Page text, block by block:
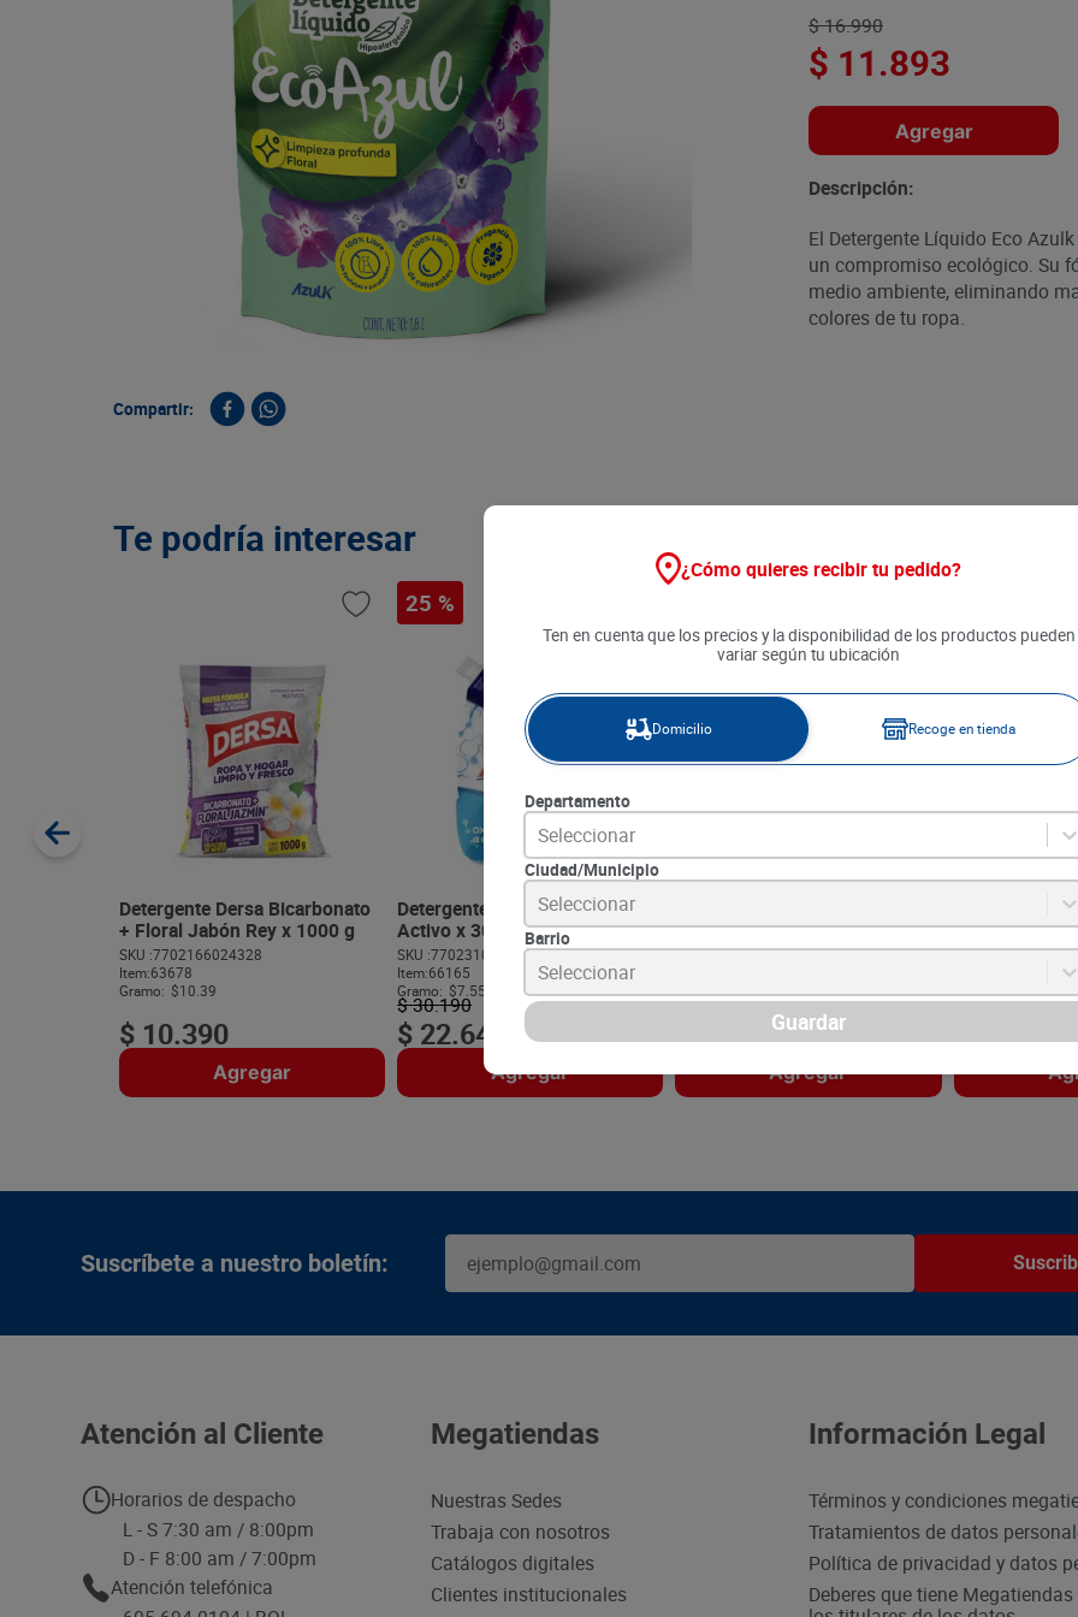
.
queso
Compartir:
$ 11.893
$16.990
Agregar
Descripción:
El Detergente Líquido Eco
un compromiso ecológico. Su
medio ambiente, eliminando
colores de tu ropa.
Te podría interesar
Detergente Dersa Bicarbonato
+ Floral Jabón Rey x 1000 g
SKU :7702166024328
Item:63678
Gramo: $10.39
$ 10.390
Agregar
25 %
Detergente AK-1 Oxígeno
Activo x 3000 g
SKU :7702310047401
Item:66165
Gramo: $7.55
$30.190
$ 22.642
Agregar
+ Jabón Rey x 2000 g
SKU :7702166041653
Gramo: $9.99
$19.990
Agregar
Detergente
Regular x 1800
SKU :
Mililitro: $10.44
$24.490
$18.790
Suscríbete a nuestro boletín:
Atención al Cliente
Horarios de despacho
L - S 7:30 am / 8:00pm
D - F 8:00 am / 7:00pm
Atención telefónica
Megatiendas
Nuestras Sedes
Trabaja con nosotros
Catálogos digitales
Clientes institucionales
Información Legal
Términos y condiciones
Tratamientos de datos
Política de privacidad y datos
Deberes que tiene
¿Cómo quieres recibir tu pedido?
Ten en cuenta que los precios y la disponibilidad de los productos pueden
variar según tu ubicación
Domicilio Recoge en tienda
Departamento
Seleccionar
Ciudad/Municipio
Seleccionar
Barrio
Seleccionar
Guardar